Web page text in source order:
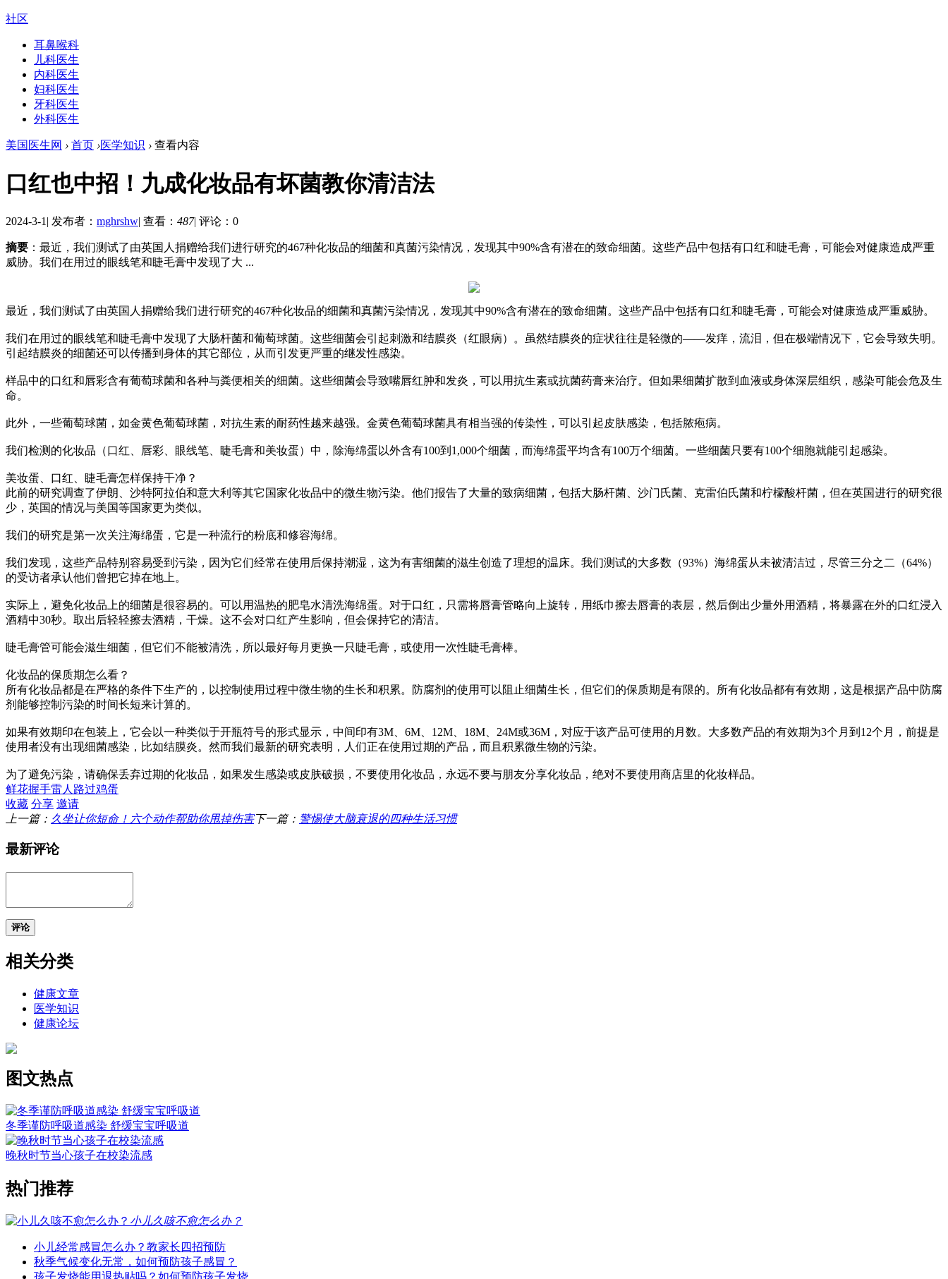
社区
耳鼻喉科
儿科医生
内科医生
妇科医生
牙科医生
外科医生
美国医生网 › 首页 ›医学知识 › 查看内容
口红也中招！九成化妆品有坏菌教你清洁法
2024-3-1 | 发布者： mghrshw| 查看： 487| 评论：0
摘要 ：最近，我们测试了由英国人捐赠给我们进行研究的467种化妆品的细菌和真菌污染情况，发现其中90%含有潜在的致命细菌。这些产品中包括有口红和睫毛膏，可能会对健康造成严重
威胁。我们在用过的眼线笔和睫毛膏中发现了大 ...
最近，我们测试了由英国人捐赠给我们进行研究的467种化妆品的细菌和真菌污染情况，发现其中90%含有潜在的致命细菌。这些产品中包括有口红和睫毛膏，可能会对健康造成严重威胁。
我们在用过的眼线笔和睫毛膏中发现了大肠杆菌和葡萄球菌。这些细菌会引起刺激和结膜炎（红眼病）。虽然结膜炎的症状往往是轻微的——发痒，流泪，但在极端情况下，它会导致失明。
引起结膜炎的细菌还可以传播到身体的其它部位，从而引发更严重的继发性感染。
样品中的口红和唇彩含有葡萄球菌和各种与粪便相关的细菌。这些细菌会导致嘴唇红肿和发炎，可以用抗生素或抗菌药膏来治疗。但如果细菌扩散到血液或身体深层组织，感染可能会危及生
命。
此外，一些葡萄球菌，如金黄色葡萄球菌，对抗生素的耐药性越来越强。金黄色葡萄球菌具有相当强的传染性，可以引起皮肤感染，包括脓疱病。
我们检测的化妆品（口红、唇彩、眼线笔、睫毛膏和美妆蛋）中，除海绵蛋以外含有100到1,000个细菌，而海绵蛋平均含有100万个细菌。一些细菌只要有100个细胞就能引起感染。
美妆蛋、口红、睫毛膏怎样保持干净？
此前的研究调查了伊朗、沙特阿拉伯和意大利等其它国家化妆品中的微生物污染。他们报告了大量的致病细菌，包括大肠杆菌、沙门氏菌、克雷伯氏菌和柠檬酸杆菌，但在英国进行的研究很
少，英国的情况与美国等国家更为类似。
我们的研究是第一次关注海绵蛋，它是一种流行的粉底和修容海绵。
我们发现，这些产品特别容易受到污染，因为它们经常在使用后保持潮湿，这为有害细菌的滋生创造了理想的温床。我们测试的大多数（93%）海绵蛋从未被清洁过，尽管三分之二（64%）
的受访者承认他们曾把它掉在地上。
实际上，避免化妆品上的细菌是很容易的。可以用温热的肥皂水清洗海绵蛋。对于口红，只需将唇膏管略向上旋转，用纸巾擦去唇膏的表层，然后倒出少量外用酒精，将暴露在外的口红浸入
酒精中30秒。取出后轻轻擦去酒精，干燥。这不会对口红产生影响，但会保持它的清洁。
睫毛膏管可能会滋生细菌，但它们不能被清洗，所以最好每月更换一只睫毛膏，或使用一次性睫毛膏棒。
化妆品的保质期怎么看？
所有化妆品都是在严格的条件下生产的，以控制使用过程中微生物的生长和积累。防腐剂的使用可以阻止细菌生长，但它们的保质期是有限的。所有化妆品都有有效期，这是根据产品中防腐
剂能够控制污染的时间长短来计算的。
如果有效期印在包装上，它会以一种类似于开瓶符号的形式显示，中间印有3M、6M、12M、18M、24M或36M，对应于该产品可使用的月数。大多数产品的有效期为3个月到12个月，前提是
使用者没有出现细菌感染，比如结膜炎。然而我们最新的研究表明，人们正在使用过期的产品，而且积累微生物的污染。
为了避免污染，请确保丢弃过期的化妆品，如果发生感染或皮肤破损，不要使用化妆品，永远不要与朋友分享化妆品，绝对不要使用商店里的化妆样品。
鲜花握手雷人 路过鸡蛋
收藏 分享 邀请
上一篇： 久坐让你短命！六个动作帮助你甩掉伤害下一篇： 警惕使大脑衰退的四种生活习惯
最新评论
评论
相关分类
健康文章
医学知识
健康论坛
图文热点
冬季谨防呼吸道感染 舒缓宝宝呼吸道
晚秋时节当心孩子在校染流感
热门推荐
小儿久咳不愈怎么办？
小儿经常感冒怎么办？教家长四招预防
秋季气候变化无常，如何预防孩子感冒？